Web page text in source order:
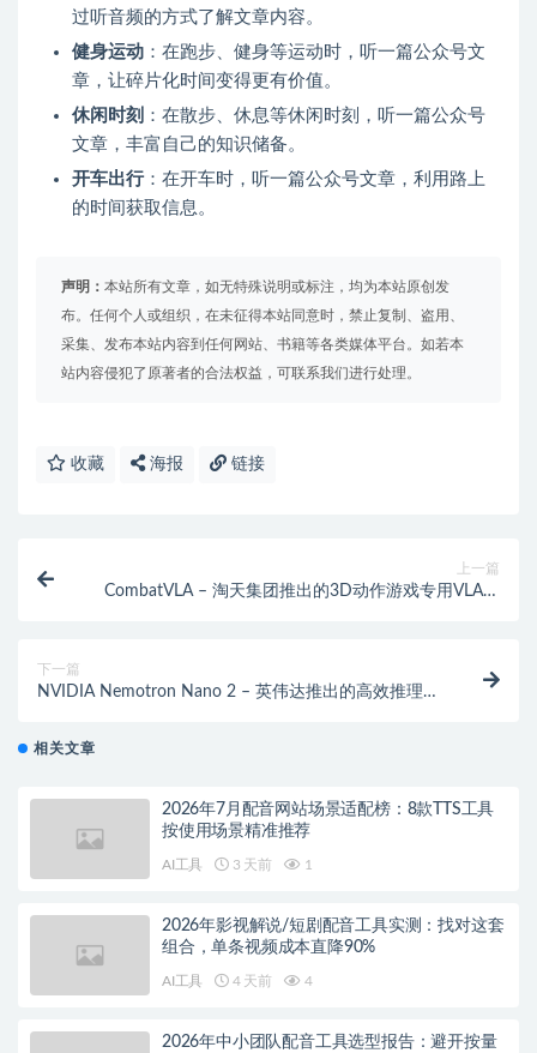
过听音频的方式了解文章内容。
健身运动 ：在跑步、健身等运动时，听一篇公众号文
章，让碎片化时间变得更有价值。
休闲时刻 ：在散步、休息等休闲时刻，听一篇公众号
文章，丰富自己的知识储备。
开车出行：在开车时，听一篇公众号文章，利用路上
的时间获取信息。
声明： 本站所有文章，如无特殊说明或标注，均为本站原创发
布。任何个人或组织，在未征得本站同意时，禁止复制、盗用、
采集、发布本站内容到任何网站、书籍等各类媒体平台。如若本
站内容侵犯了原著者的合法权益，可联系我们进行处理。
收藏 海报 链接
上一篇
CombatVLA – 淘天集团推出的3D动作游戏专用VLA模
下一篇
NVIDIA Nemotron Nano 2 – 英伟达推出的高效推理模
相关文章
2026年7月配音网站场景适配榜：8款TTS工具
按使用场景精准推荐
AI工具 3 天前 1
2026年影视解说/短剧配音工具实测：找对这套
组合，单条视频成本直降90%
AI工具 4 天前 4
2026年中小团队配音工具选型报告：避开按量